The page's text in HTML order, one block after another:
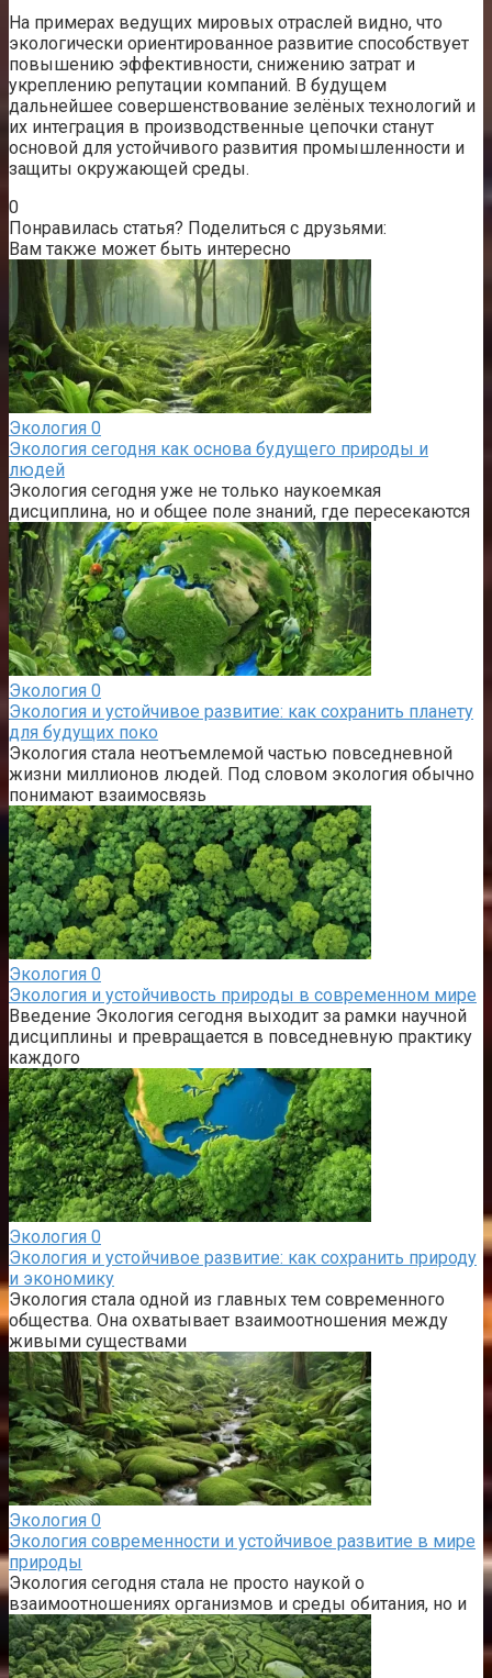
На примерах ведущих мировых отраслей видно, что
экологически ориентированное развитие способствует
повышению эффективности, снижению затрат и
укреплению репутации компаний. В будущем
дальнейшее совершенствование зелёных технологий и
их интеграция в производственные цепочки станут
основой для устойчивого развития промышленности и
защиты окружающей среды.
0
Понравилась статья? Поделиться с друзьями:
Вам также может быть интересно
Экология 0
Экология сегодня как основа будущего природы и
людей
Экология сегодня уже не только наукоемкая
дисциплина, но и общее поле знаний, где пересекаются
Экология 0
Экология и устойчивое развитие: как сохранить планету
для будущих поко
Экология стала неотъемлемой частью повседневной
жизни миллионов людей. Под словом экология обычно
понимают взаимосвязь
Экология 0
Экология и устойчивость природы в современном мире
Введение Экология сегодня выходит за рамки научной
дисциплины и превращается в повседневную практику
каждого
Экология 0
Экология и устойчивое развитие: как сохранить природу
и экономику
Экология стала одной из главных тем современного
общества. Она охватывает взаимоотношения между
живыми существами
Экология 0
Экология современности и устойчивое развитие в мире
природы
Экология сегодня стала не просто наукой о
взаимоотношениях организмов и среды обитания, но и